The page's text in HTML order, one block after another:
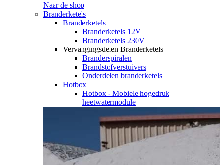
Naar de shop
Branderketels
Branderketels
Branderketels 12V
Branderketels 230V
Vervangingsdelen Branderketels
Branderspiralen
Brandstofverstuivers
Onderdelen branderketels
Hotbox
Hotbox - Mobiele hogedruk
heetwatermodule